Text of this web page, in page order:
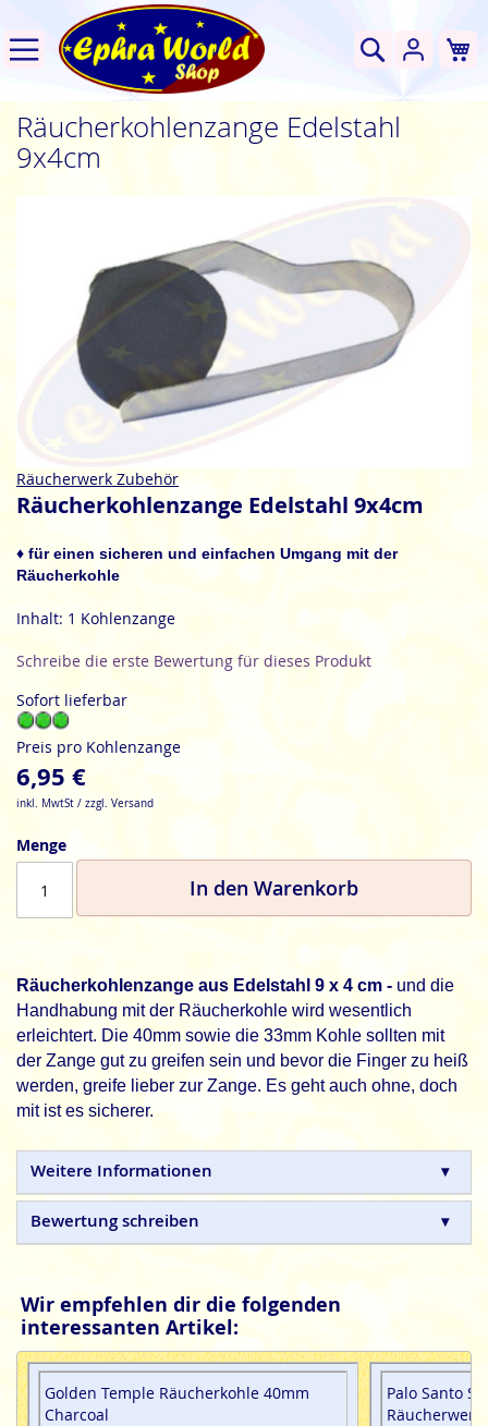
Suche
Räucherkohlenzange Edelstahl
9x4cm
Zum
Anfang
Bildgalerie
springen
Räucherwerk Zubehör
Räucherkohlenzange Edelstahl 9x4cm
♦ für einen sicheren und einfachen Umgang mit der
Räucherkohle
Inhalt: 1 Kohlenzange
Schreibe die erste Bewertung für dieses Produkt
Sofort lieferbar
Preis pro Kohlenzange
6,95 €
inkl. MwtSt / zzgl. Versand
Menge
In den Warenkorb
Räucherkohlenzange aus Edelstahl 9 x 4 cm - und die
Handhabung mit der Räucherkohle wird wesentlich
erleichtert. Die 40mm sowie die 33mm Kohle sollten mit
der Zange gut zu greifen sein und bevor die Finger zu heiß
werden, greife lieber zur Zange. Es geht auch ohne, doch
mit ist es sicherer.
Weitere Informationen
Bewertung schreiben
Wir empfehlen dir die folgenden
interessanten Artikel:
Golden Temple Räucherkohle 40mm
Charcoal
Palo Santo
Räucherwerk